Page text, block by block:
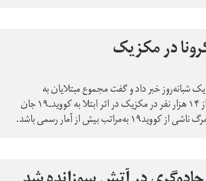
کرونا در یک شبانه‌روز خبر داد و گفت مجموع مبتلایان به
کووید‌ـ۱۹ در این کشور به ۱۲۰ هزار و ۱۰۲ نفر رسیده است. تاکنون بیش از ۱۴ هزار نفر در مکزیک در اثر ابتلا به کووید‌ـ‌۱۹ جان
بیش از آمار رسمی باشد.